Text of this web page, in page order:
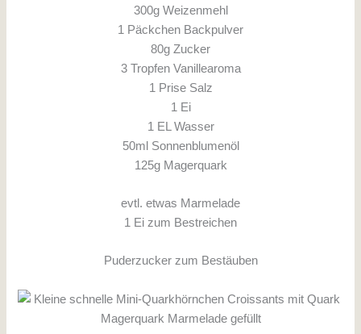
300g Weizenmehl
1 Päckchen Backpulver
80g Zucker
3 Tropfen Vanillearoma
1 Prise Salz
1 Ei
1 EL Wasser
50ml Sonnenblumenöl
125g Magerquark
evtl. etwas Marmelade
1 Ei zum Bestreichen
Puderzucker zum Bestäuben